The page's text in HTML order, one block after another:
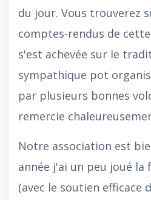
du jour. Vous trouverez
comptes-rendus de
s'est achevée sur le
sympathique pot
par plusieurs bonnes
remercie
Notre association est
année j'ai un peu joué la
(avec le soutien efficace